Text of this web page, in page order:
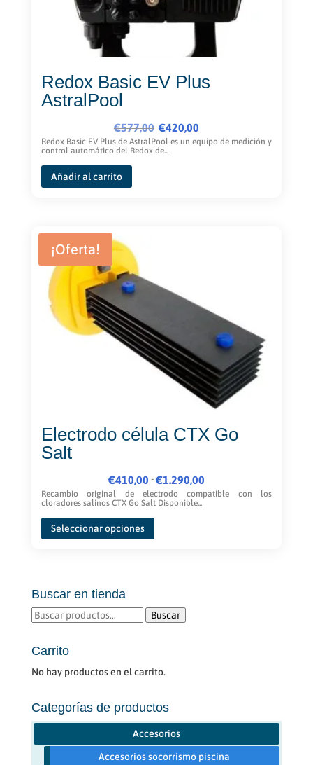
página
de
Redox Basic EV Plus
AstralPool
€577,00 El
precio
€420,00
El
precio
Redox Basic EV Plus de AstralPool es un equipo de medición y
control automático del Redox de...
Añadir al carrito
¡Oferta!
Electrodo célula CTX Go
Salt
€410,00 -€1.290,00
Rango
de
precios:
Recambio original de electrodo compatible con los
cloradores salinos CTX Go Salt Disponible...
Seleccionar opciones
opciones
en
página
de
producto
Buscar en tienda
Buscar
Buscar
Carrito
No hay productos en el carrito.
Categorías de productos
Accesorios
Accesorios socorrismo piscina